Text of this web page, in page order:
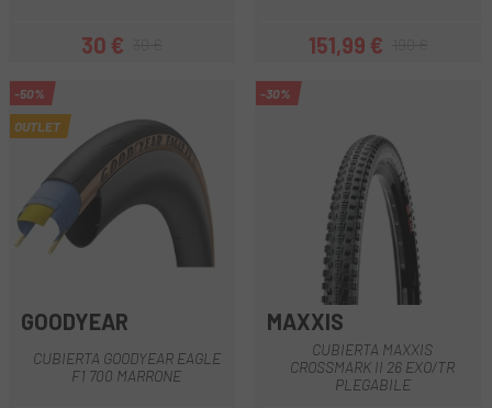
Prezzo
30 €Prezzo base Prezzo
151,99 €Prezzo base
-50%
OUTLET
GOODYEAR
CUBIERTA GOODYEAR EAGLE
F1 700 MARRONE
-30%
MAXXIS
CUBIERTA MAXXIS
CROSSMARK II 26 EXO/TR
PLEGABILE